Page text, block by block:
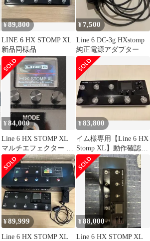
¥89,800
LINE 6 HX STOMP XL
新品同様品
¥ 7,500
Line 6 DC-3g HXstomp
純正電源アダプター
¥84,000
Line 6 HX STOMP XL
マルチエフェクター 本
体
¥83,800
イム様専用【Line 6 HX
Stomp XL】動作確認済
み
¥89,999
Line 6 HX STOMP XL
¥88,000
Line 6 HX STOMP XL